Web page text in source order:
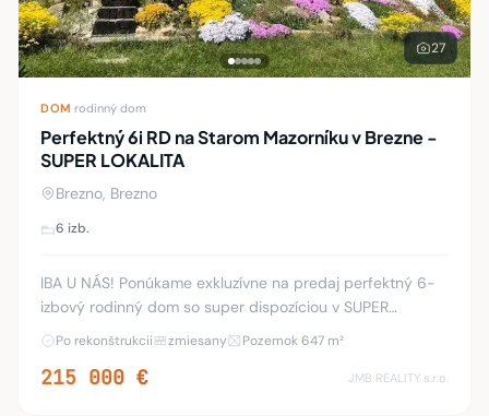
27
DOM rodinný dom
Perfektný 6i RD na Starom Mazorníku v Brezne -
SUPER LOKALITA
Brezno, Brezno
6 izb.
IBA U NÁS! Ponúkame exkluzívne na predaj perfektný 6-
izbový rodinný dom so super dispozíciou v SUPER
LOKALITE na Starom Mazorníku v Brezne. Dom bol
Po rekonštrukcii zmiesany Pozemok 647 m²
215 000 € JMB REALITY s.r.o.